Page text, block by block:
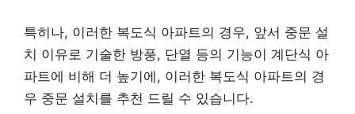
특히나, 이러한 복도식 아파트의 경우, 앞서 중문 설
치 이유로 기술한 방풍, 단열 등의 기능이 계단식 아
파트에 비해 더 높기에, 이러한 복도식 아파트의 경
우 중문 설치를 추천 드릴 수 있습니다.